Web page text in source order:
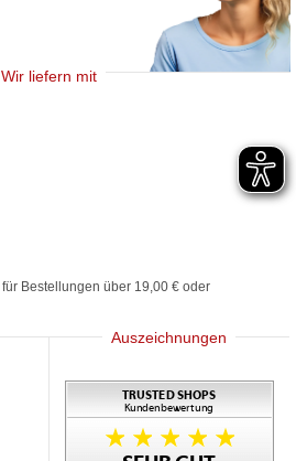
Wir liefern mit
für Bestellungen über 19,00 € oder
Auszeichnungen